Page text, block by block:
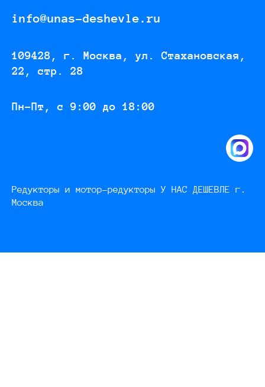
info@unas-deshevle.ru
109428, г. Москва, ул. Стахановская,
22, стр. 28
Пн-Пт, с 9:00 до 18:00
Редукторы и мотор-редукторы У НАС ДЕШЕВЛЕ г.
Москва